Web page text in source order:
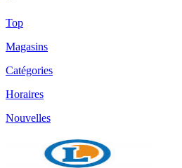
Top
Magasins
Catégories
Horaires
Nouvelles